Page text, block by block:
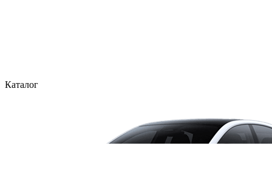
Каталог